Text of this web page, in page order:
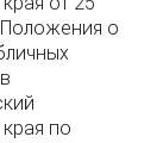
о
по